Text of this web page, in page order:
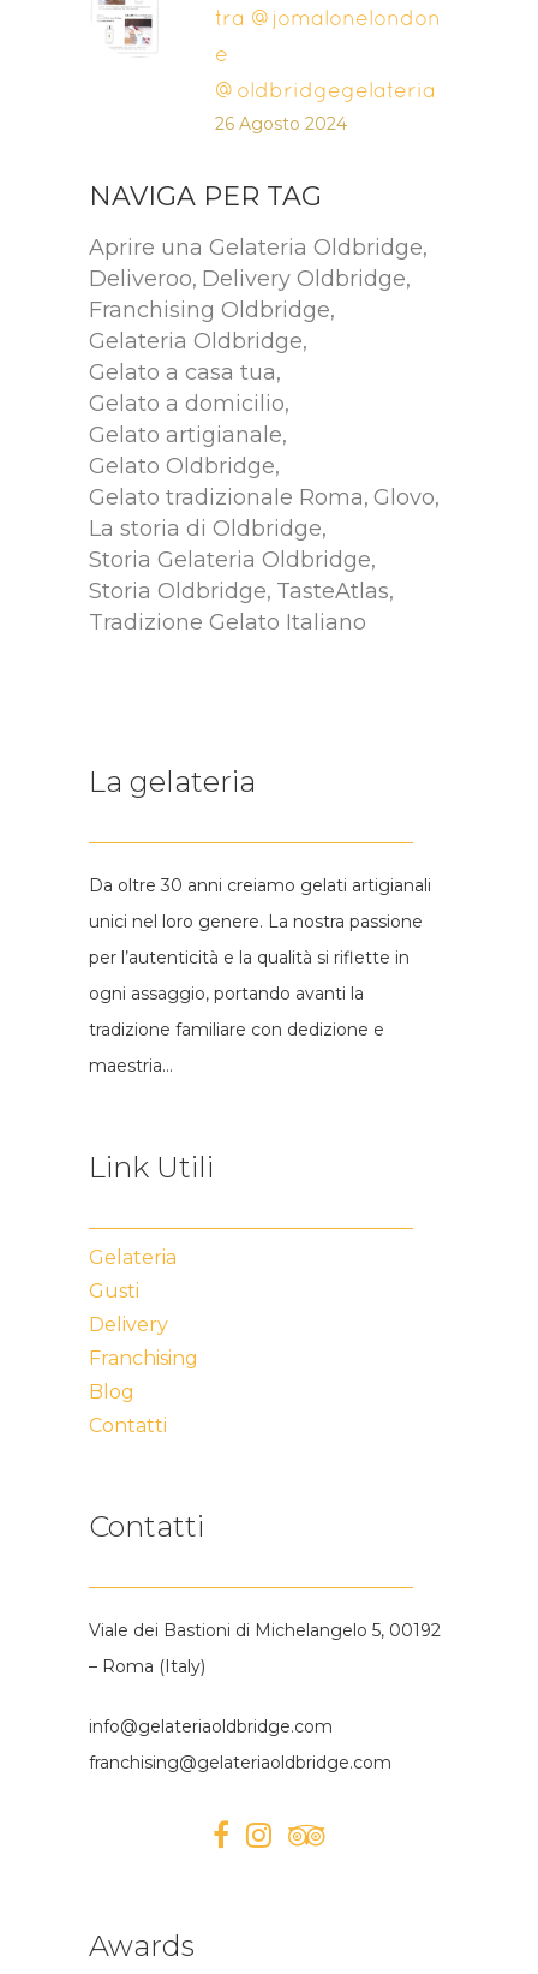
tra @jomalonelondon
e
@oldbridgegelateria
26 Agosto 2024
NAVIGA PER TAG
Aprire una Gelateria Oldbridge
Deliveroo Delivery Oldbridge
Franchising Oldbridge
Gelateria Oldbridge
Gelato a casa tua
Gelato a domicilio
Gelato artigianale
Gelato Oldbridge
Gelato tradizionale Roma Glovo
La storia di Oldbridge
Storia Gelateria Oldbridge
Storia Oldbridge TasteAtlas
Tradizione Gelato Italiano
La gelateria
Da oltre 30 anni creiamo gelati artigianali
unici nel loro genere. La nostra passione
per l’autenticità e la qualità si riflette in
ogni assaggio, portando avanti la
tradizione familiare con dedizione e
maestria…
Link Utili
Gelateria
Gusti
Delivery
Franchising
Blog
Contatti
Contatti
Viale dei Bastioni di Michelangelo 5, 00192
– Roma (Italy)
info@gelateriaoldbridge.com
franchising@gelateriaoldbridge.com
Awards